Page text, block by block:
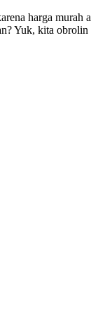
harga murah
Yuk, kita